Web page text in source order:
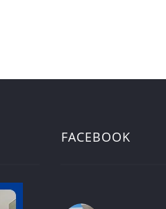
FACEBOOK